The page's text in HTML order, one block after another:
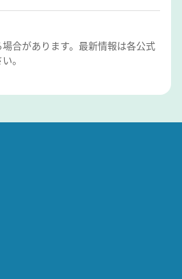
合があります。最新情報は各公式
。